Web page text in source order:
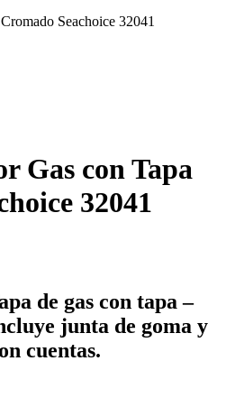
Seachoice 32041
Gas con Tapa
32041
de gas con tapa –
junta de goma y
cuentas.